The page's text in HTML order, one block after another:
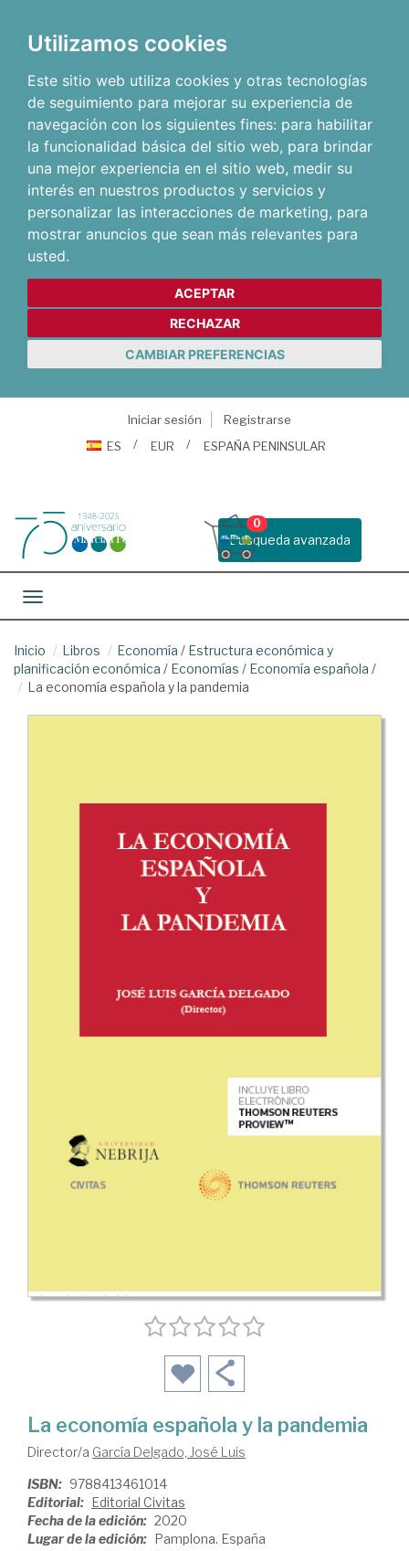
Utilizamos cookies
Este sitio web utiliza cookies y otras tecnologías
de seguimiento para mejorar su experiencia de
navegación con los siguientes fines: para habilitar
la funcionalidad básica del sitio web, para brindar
una mejor experiencia en el sitio web, medir su
interés en nuestros productos y servicios y
personalizar las interacciones de marketing, para
mostrar anuncios que sean más relevantes para
usted.
ACEPTAR
RECHAZAR
CAMBIAR PREFERENCIAS
Iniciar sesión
Registrarse
ES
EUR ESPAÑA PENINSULAR
Busqueda avanzada
0
Toggle navigation
Inicio Libros Economía / Estructura económica y
planificación económica / Economías / Economía española /
La economía española y la pandemia
La economía española y la pandemia
Director/a García Delgado, José Luis
ISBN: 9788413461014
Editorial: Editorial Civitas
Fecha de la edición: 2020
Lugar de la edición: Pamplona. España